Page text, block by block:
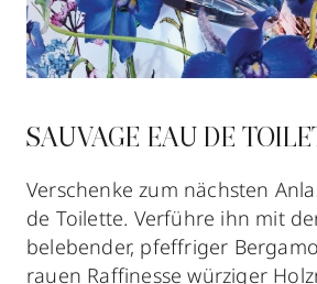
SAUVAGE EAU DE
Verschenke zum nächsten
de Toilette. Verführe ihn mit
belebender, pfeffriger
rauen Raffinesse würziger